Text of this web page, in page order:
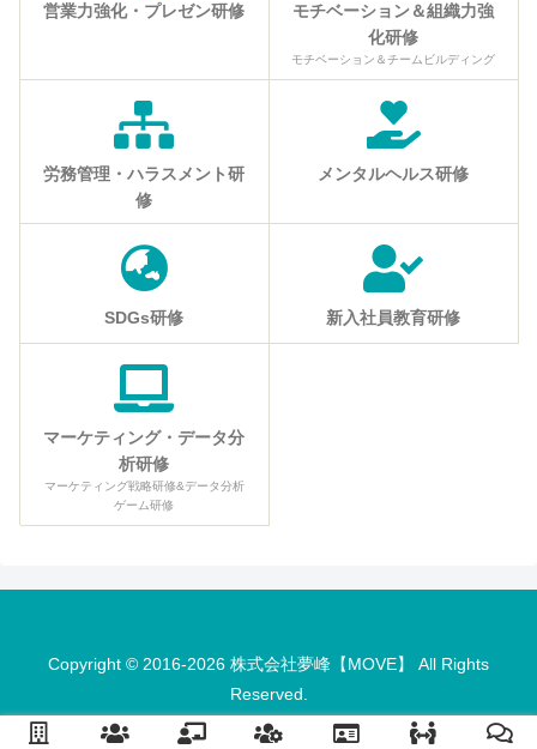
営業力強化・プレゼン研修
モチベーション＆組織力強
化研修
モチベーション＆チームビルディング
労務管理・ハラスメント研
修
メンタルヘルス研修
SDGs研修 新入社員教育研修
マーケティング・データ分
析研修
マーケティング戦略研修&データ分析
ゲーム研修
Copyright © 2016-2026 株式会社夢峰【MOVE】 All Rights
Reserved.